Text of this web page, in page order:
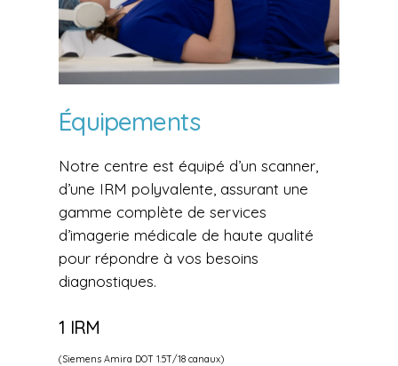
Équipements
Notre centre est équipé d’un scanner,
d’une IRM polyvalente, assurant une
gamme complète de services
d’imagerie médicale de haute qualité
pour répondre à vos besoins
diagnostiques.
1 IRM
(Siemens Amira DOT 1.5T/18 canaux)